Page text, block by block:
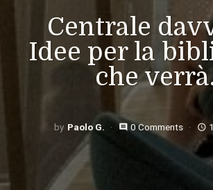
Centrale
Idee per la
che
Paolo G. comment 0 Comments access_time